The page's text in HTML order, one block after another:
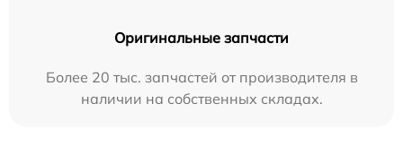
Оригинальные запчасти
Более 20 тыс. запчастей от производителя в
наличии на собственных складах.